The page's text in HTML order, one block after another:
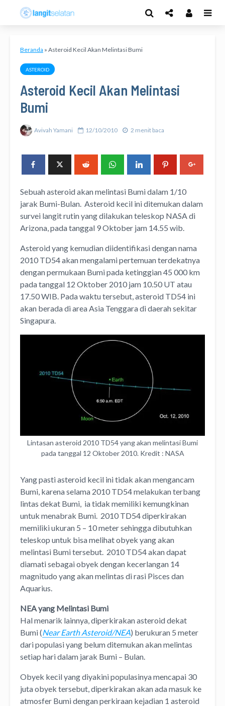
Beranda » Asteroid Kecil Akan Melintasi Bumi
ASTEROID
Asteroid Kecil Akan Melintasi
Bumi
Avivah Yamani 12/10/2010 2 menit baca
Sebuah asteroid akan melintasi Bumi dalam 1/10
jarak Bumi-Bulan. Asteroid kecil ini ditemukan dalam
survei langit rutin yang dilakukan teleskop NASA di
Arizona, pada tanggal 9 Oktober jam 14.55 wib.
Asteroid yang kemudian diidentifikasi dengan nama
2010 TD54 akan mengalami pertemuan terdekatnya
dengan permukaan Bumi pada ketinggian 45 000 km
pada tanggal 12 Oktober 2010 jam 10.50 UT atau
17.50 WIB. Pada waktu tersebut, asteroid TD54 ini
akan berada di area Asia Tenggara di daerah sekitar
Singapura.
Lintasan asteroid 2010 TD54 yang akan melintasi Bumi
pada tanggal 12 Oktober 2010. Kredit : NASA
Yang pasti asteroid kecil ini tidak akan mengancam
Bumi, karena selama 2010 TD54 melakukan terbang
lintas dekat Bumi, ia tidak memiliki kemungkinan
untuk menabrak Bumi. 2010 TD54 diperkirakan
memiliki ukuran 5 – 10 meter sehingga dibutuhkan
teleskop untuk bisa melihat obyek yang akan
melintasi Bumi tersebut. 2010 TD54 akan dapat
diamati sebagai obyek dengan kecerlangan 14
magnitudo yang akan melintas di rasi Pisces dan
Aquarius.
NEA yang Melintasi Bumi
Hal menarik lainnya, diperkirakan asteroid dekat
Bumi (Near Earth Asteroid/NEA) berukuran 5 meter
dari populasi yang belum ditemukan akan melintas
setiap hari dalam jarak Bumi – Bulan.
Obyek kecil yang diyakini populasinya mencapai 30
juta obyek tersebut, diperkirakan akan ada masuk ke
atmosfer Bumi dengan perkiraan kejadian 1 asteroid